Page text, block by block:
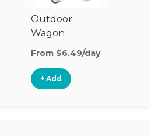
Outdoor
Wagon
From $6.49/day
+ Add